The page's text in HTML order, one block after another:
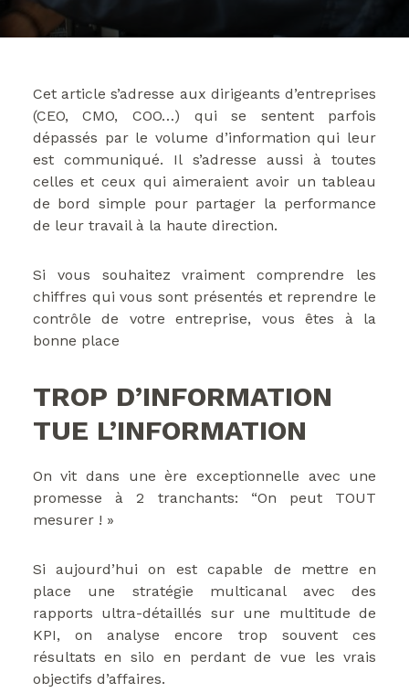
Cet article s’adresse aux dirigeants d’entreprises
(CEO, CMO, COO…) qui se sentent parfois
dépassés par le volume d’information qui leur
est communiqué. Il s’adresse aussi à toutes
celles et ceux qui aimeraient avoir un tableau
de bord simple pour partager la performance
de leur travail à la haute direction.
Si vous souhaitez vraiment comprendre les
chiffres qui vous sont présentés et reprendre le
contrôle de votre entreprise, vous êtes à la
bonne place
TROP D’INFORMATION
TUE L’INFORMATION
On vit dans une ère exceptionnelle avec une
promesse à 2 tranchants: “On peut TOUT
mesurer ! »
Si aujourd’hui on est capable de mettre en
place une stratégie multicanal avec des
rapports ultra-détaillés sur une multitude de
KPI, on analyse encore trop souvent ces
résultats en silo en perdant de vue les vrais
objectifs d’affaires.